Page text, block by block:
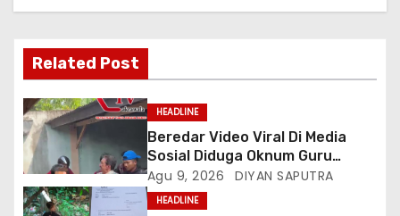
Related Post
HEADLINE
Beredar Video Viral Di Media
Sosial Diduga Oknum Guru
Menampar Murid Di Halaman
Parkir Sekolah
Agu 9, 2026 DIYAN SAPUTRA
HEADLINE